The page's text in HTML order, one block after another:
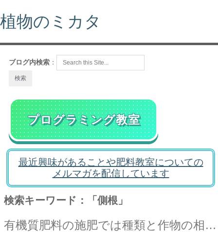
植物のミカタ
ブログ内検索 ：
プログラミング教室
最近興味があることや肥料教室についての
メルマガを配信しています
検索キーワード：「側根」
有機質肥料の施肥では種類と作物の相性に注意すべき